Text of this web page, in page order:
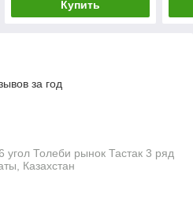
Купить
за год
угол Толеби рынок Тастак 3 ряд
Казахстан